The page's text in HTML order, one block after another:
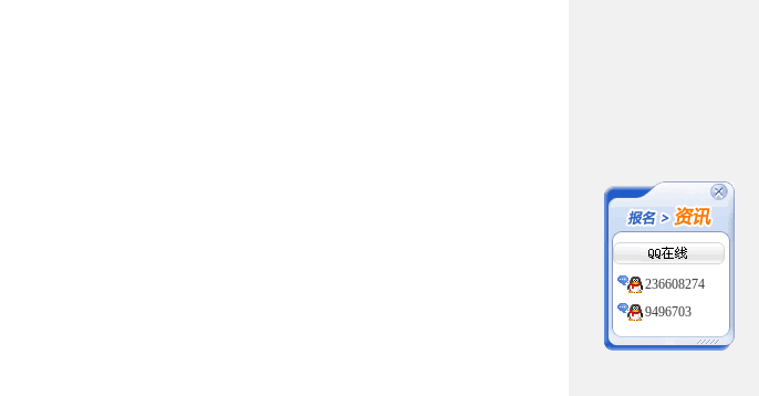
236608274
9496703
236608274